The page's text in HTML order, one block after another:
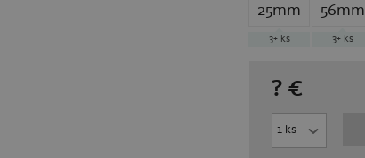
25mm
3+ ks
56mm
3+ ks
? €